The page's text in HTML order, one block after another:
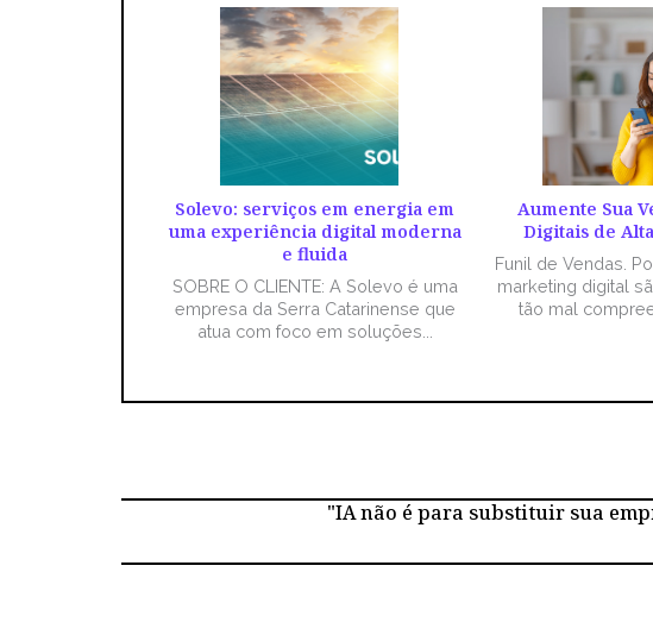
Solevo: serviços em energia em
uma experiência digital moderna
e fluida
SOBRE O CLIENTE: A Solevo é uma
empresa da Serra Catarinense que
atua com foco em soluções...
Aumente Sua
Digitais de
Funil de Vendas.
marketing digital
tão mal
"IA não é para substituir sua